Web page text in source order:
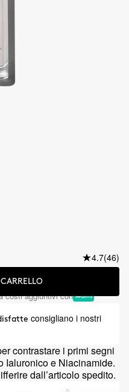
4.7(46)
costi aggiuntivi con
consigliano i nostri
contrastare i primi segni
Ialuronico e Niacinamide.
dall’articolo spedito.